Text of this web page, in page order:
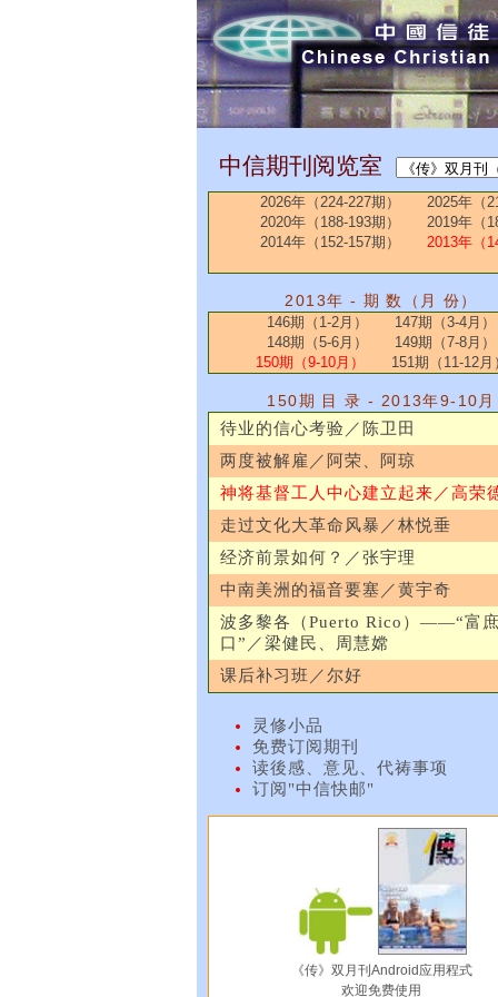
中信期刊阅览室
2026年（224-227期）
2025年（
2020年（188-193期）
2019年（
2014年（152-157期）
2013年（
2013年 - 期 数（月 份）
146期（1-2月）
147期（3-4月）
148期（5-6月）
149期（7-8月）
150期（9-10月）
151期（11-12月
150期 目 录 - 2013年9-10月
待业的信心考验／陈卫田
两度被解雇／阿荣、阿琼
神将基督工人中心建立起来／高荣
走过文化大革命风暴／林悦垂
经济前景如何？／张宇理
中南美洲的福音要塞／黄宇奇
波多黎各（Puerto Rico）——“富
口”／梁健民、周慧嫦
课后补习班／尔好
灵修小品
免费订阅期刊
读後感、意见、代祷事项
订阅"中信快邮"
《传》双月刊Android应用程式
欢迎免费使用